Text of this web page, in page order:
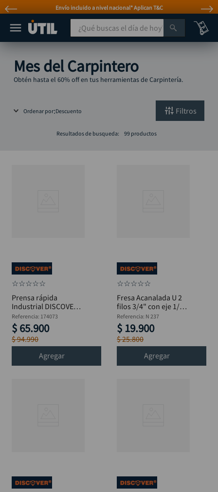
Envío incluido a nivel nacional* Aplican T&C
¿Qué buscas el día de hoy?
Mes del Carpintero
Obtén hasta el 60% off en tus herramientas de Carpintería.
Ordenar por Descuento Filtros
Resultados de busqueda: 99 productos
☆☆☆☆☆
Prensa rápida
Industrial DISCOVER
120 mm X 32"
Referencia: 174073
$ 65.900
$94.990
Agregar
☆☆☆☆☆
Fresa Acanalada U 2
filos 3/4" con eje 1/4"
DISCOVER
Referencia: N 237
$ 19.900
$25.800
Agregar
taladro